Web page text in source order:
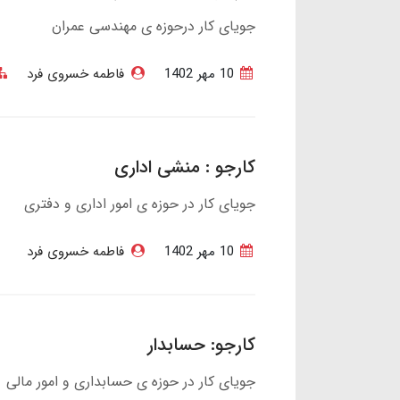
جویای کار درحوزه ی مهندسی عمران
فاطمه خسروی فرد
کارجو : منشی اداری
جویای کار در حوزه ی امور اداری و دفتری
فاطمه خسروی فرد
کارجو: حسابدار
جویای کار در حوزه ی حسابداری و امور مالی